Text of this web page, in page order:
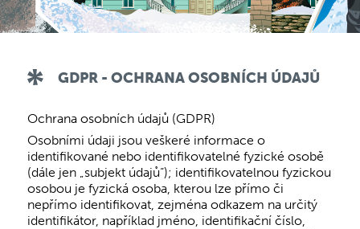
GDPR - OCHRANA OSOBNÍCH ÚDAJŮ
Ochrana osobních údajů (GDPR)
Osobními údaji jsou veškeré informace o
identifikované nebo identifikovatelné fyzické osobě
(dále jen „subjekt údajů“); identifikovatelnou fyzickou
osobou je fyzická osoba, kterou lze přímo či
nepřímo identifikovat, zejména odkazem na určitý
identifikátor, například jméno, identifikační číslo,